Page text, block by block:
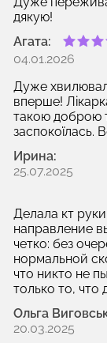
дякую!
Агата:
04.01.2026
Дуже
вперше!
такою доброю
заспокоїлась.
Ирина:
25.07.2025
Делала кт
направление
четко: без
нормальной
что никто не
только то, что
Ольга
20.03.2025